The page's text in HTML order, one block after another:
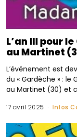
L’an III pour
au Martinet
L’événement est
du « Gardèche » :
au Martinet (30) et
17 avril 2025 Infos